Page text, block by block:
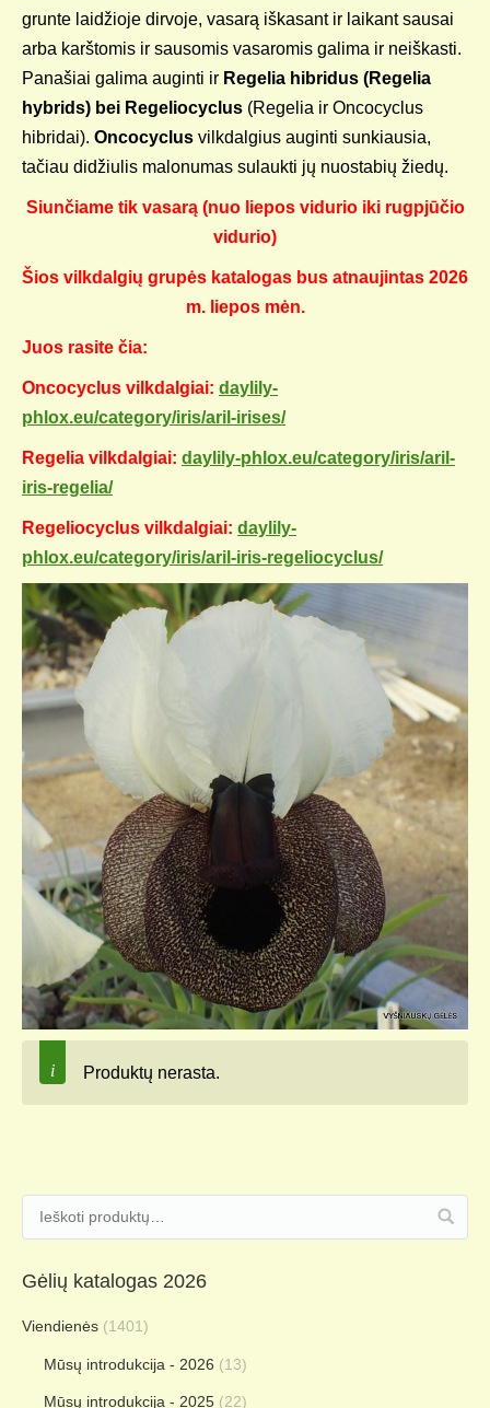
grunte laidžioje dirvoje, vasarą iškasant ir laikant sausai
arba karštomis ir sausomis vasaromis galima ir neiškasti.
Panašiai galima auginti ir Regelia hibridus (Regelia
hybrids) bei Regeliocyclus (Regelia ir Oncocyclus
hibridai). Oncocyclus vilkdalgius auginti sunkiausia,
tačiau didžiulis malonumas sulaukti jų nuostabių žiedų.
Siunčiame tik vasarą (nuo liepos vidurio iki rugpjūčio
vidurio)
Šios vilkdalgių grupės katalogas bus atnaujintas 2026
m. liepos mėn.
Juos rasite čia:
Oncocyclus vilkdalgiai: daylily-
phlox.eu/category/iris/aril-irises/
Regelia vilkdalgiai: daylily-phlox.eu/category/iris/aril-
iris-regelia/
Regeliocyclus vilkdalgiai: daylily-
phlox.eu/category/iris/aril-iris-regeliocyclus/
Produktų nerasta.
Gėlių katalogas 2026
Viendienės (1401)
Mūsų introdukcija - 2026 (13)
Mūsų introdukcija - 2025 (22)